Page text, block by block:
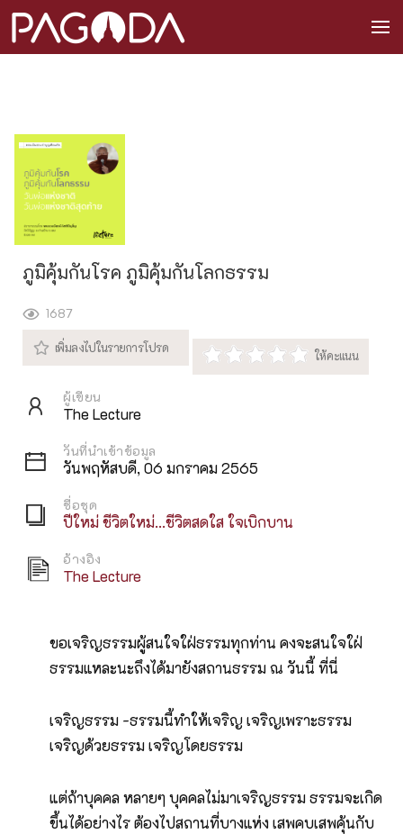
ภูมิคุ้มกันโรค ภูมิคุ้มกันโลกธรรม
1687
ผู้เขียน
The Lecture
วันที่นำเข้าข้อมูล
วันพฤหัสบดี, 06 มกราคม 2565
ชื่อชุด
ปีใหม่ ชีวิตใหม่…ชีวิตสดใส ใจเบิกบาน
อ้างอิง
The Lecture
ขอเจริญธรรมผู้สนใจใฝ่ธรรมทุกท่าน คงจะสนใจใฝ่
ธรรมแหละนะถึงได้มายังสถานธรรม ณ วันนี้ ที่นี่
เจริญธรรม -ธรรมนี้ทำให้เจริญ เจริญเพราะธรรม
เจริญด้วยธรรม เจริญโดยธรรม
แต่ถ้าบุคคล หลายๆ บุคคลไม่มาเจริญธรรม ธรรมจะเกิด
ขึ้นได้อย่างไร ต้องไปสถานที่บางแห่ง เสพคบเสพคุ้นกับ